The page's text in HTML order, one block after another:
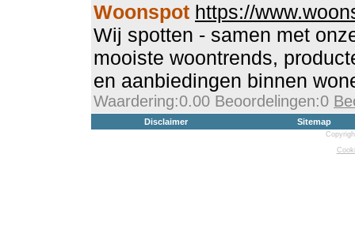
Woonspot https://
Wij spotten - samen met
mooiste woontrends,
en aanbiedingen binnen
Waardering:0.00 Beoordelingen:0
Disclaimer Sitemap